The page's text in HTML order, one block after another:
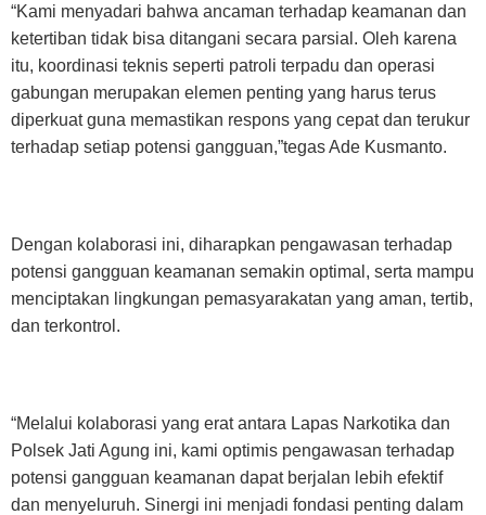
“Kami menyadari bahwa ancaman terhadap keamanan dan
ketertiban tidak bisa ditangani secara parsial. Oleh karena
itu, koordinasi teknis seperti patroli terpadu dan operasi
gabungan merupakan elemen penting yang harus terus
diperkuat guna memastikan respons yang cepat dan terukur
terhadap setiap potensi gangguan,”tegas Ade Kusmanto.
Dengan kolaborasi ini, diharapkan pengawasan terhadap
potensi gangguan keamanan semakin optimal, serta mampu
menciptakan lingkungan pemasyarakatan yang aman, tertib,
dan terkontrol.
“Melalui kolaborasi yang erat antara Lapas Narkotika dan
Polsek Jati Agung ini, kami optimis pengawasan terhadap
potensi gangguan keamanan dapat berjalan lebih efektif
dan menyeluruh. Sinergi ini menjadi fondasi penting dalam